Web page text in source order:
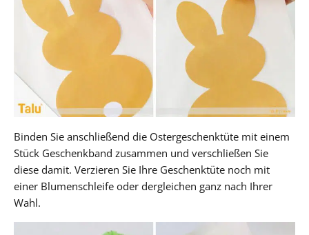
Binden Sie anschließend die Ostergeschenktüte mit einem
Stück Geschenkband zusammen und verschließen Sie
diese damit. Verzieren Sie Ihre Geschenktüte noch mit
einer Blumenschleife oder dergleichen ganz nach Ihrer
Wahl.